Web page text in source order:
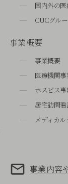
国内外の医
CUCグル
事業概要
事業概要
医療機関事
ホスピス事
居宅訪問
メディカ
事業内容